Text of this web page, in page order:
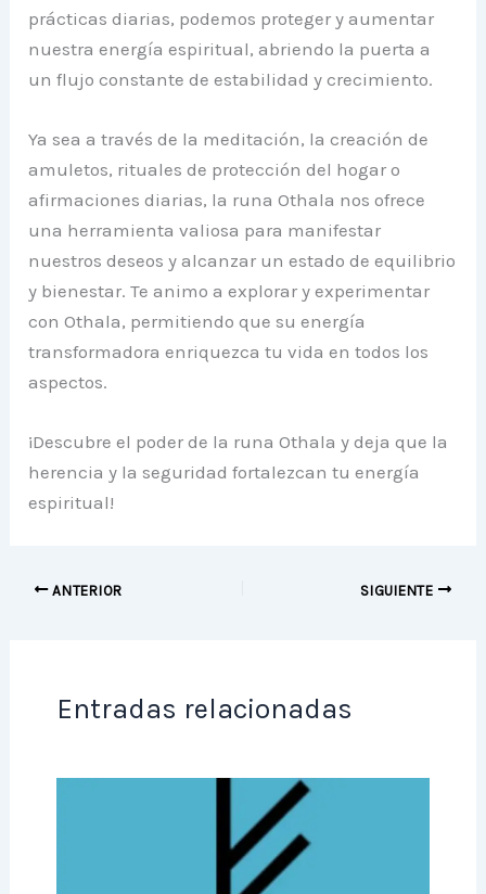
prácticas diarias, podemos proteger y aumentar
nuestra energía espiritual, abriendo la puerta a
un flujo constante de estabilidad y crecimiento.
Ya sea a través de la meditación, la creación de
amuletos, rituales de protección del hogar o
afirmaciones diarias, la runa Othala nos ofrece
una herramienta valiosa para manifestar
nuestros deseos y alcanzar un estado de equilibrio
y bienestar. Te animo a explorar y experimentar
con Othala, permitiendo que su energía
transformadora enriquezca tu vida en todos los
aspectos.
¡Descubre el poder de la runa Othala y deja que la
herencia y la seguridad fortalezcan tu energía
espiritual!
ANTERIOR SIGUIENTE
Entradas relacionadas